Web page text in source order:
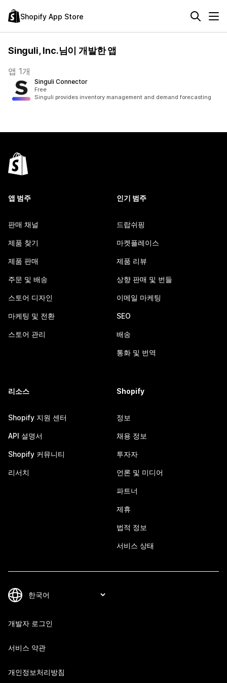
Shopify App Store
Singuli, Inc.님이 개발한 앱
앱 1개
Singuli Connector
Free
Singuli provides inventory management and demand forecasting
앱 범주
판매 채널
제품 찾기
제품 판매
주문 및 배송
스토어 디자인
마케팅 및 전환
스토어 관리
인기 범주
드랍쉬핑
마켓플레이스
제품 리뷰
상향 판매 및 번들
이메일 마케팅
SEO
배송
통화 및 번역
리소스
Shopify 지원 센터
API 설명서
Shopify 커뮤니티
리서치
Shopify
정보
채용 정보
투자자
언론 및 미디어
파트너
제휴
법적 정보
서비스 상태
개발자 로그인
서비스 약관
개인정보처리방침